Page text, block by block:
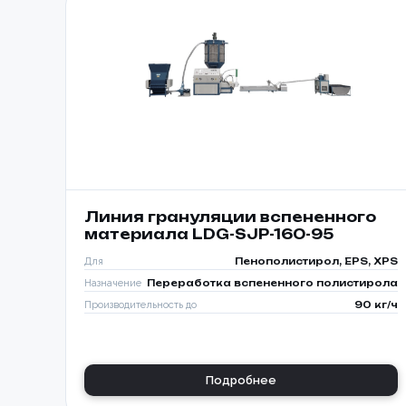
Линия грануляции вспененного
материала LDG-SJP-160-95
Для Пенополистирол, EPS, XPS
Назначение Переработка вспененного полистирола
Производительность до 90 кг/ч
Подробнее
📎